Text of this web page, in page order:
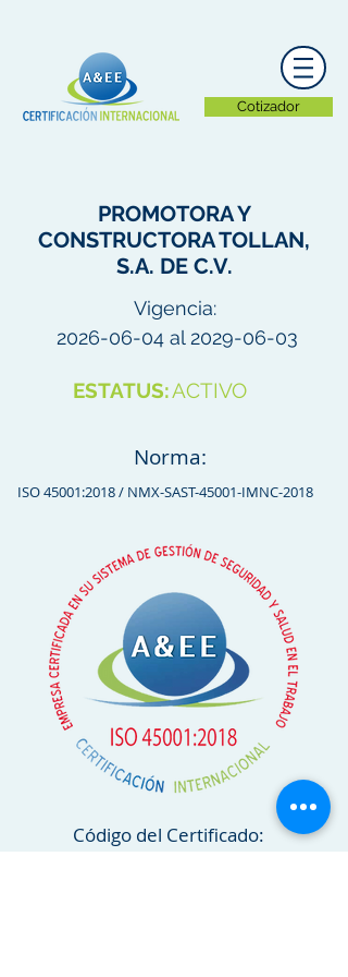
Cotizador
PROMOTORA Y
CONSTRUCTORA TOLLAN,
S.A. DE C.V.
Vigencia:
2026-06-04 al 2029-06-03
ESTATUS:ACTIVO
Norma:
ISO 45001:2018 / NMX-SAST-45001-IMNC-2018
Código del Certificado: